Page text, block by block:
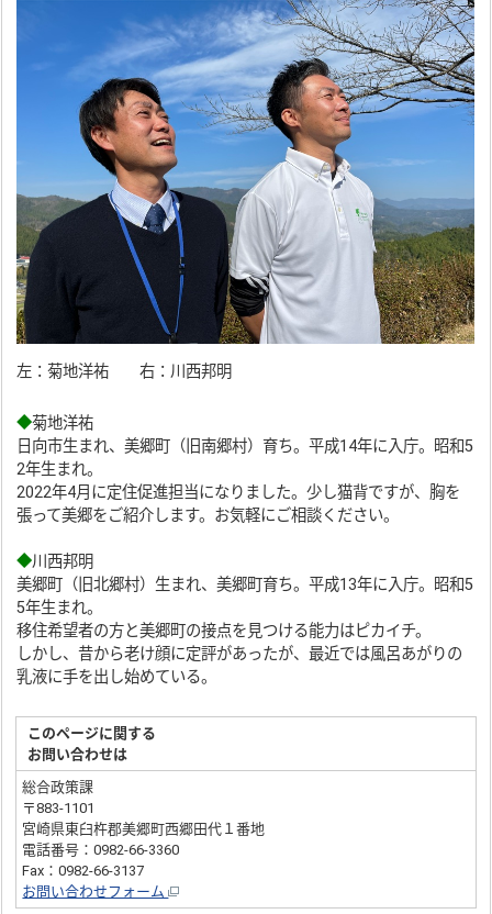
左：菊地洋祐 右：川西邦明
◆菊地洋祐
日向市生まれ、美郷町（旧南郷村）育ち。平成14年に入庁。昭和5
2年生まれ。
2022年4月に定住促進担当になりました。少し猫背ですが、胸を
張って美郷をご紹介します。お気軽にご相談ください。
◆川西邦明
美郷町（旧北郷村）生まれ、美郷町育ち。平成13年に入庁。昭和5
5年生まれ。
移住希望者の方と美郷町の接点を見つける能力はピカイチ。
しかし、昔から老け顔に定評があったが、最近では風呂あがりの
乳液に手を出し始めている。
このページに関する
お問い合わせは
総合政策課
〒883-1101
宮崎県東臼杵郡美郷町西郷田代１番地
電話番号：0982-66-3360
Fax：0982-66-3137
お問い合わせフォーム